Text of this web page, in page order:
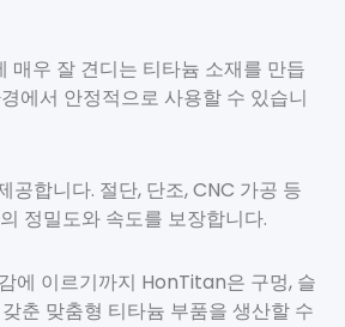
우 잘 견디는 티타늄 소재를 만듭
에서 안정적으로 사용할 수 있습니
합니다. 절단, 단조, CNC 가공 등
정밀도와 속도를 보장합니다.
에 이르기까지 HonTitan은 구멍, 슬
춘 맞춤형 티타늄 부품을 생산할 수